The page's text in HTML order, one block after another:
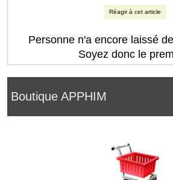
Boutique APPHIM
Réagir à cet article
Personne n'a encore laissé
Soyez donc le